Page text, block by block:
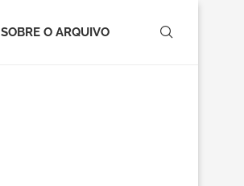
SOBRE O ARQUIVO